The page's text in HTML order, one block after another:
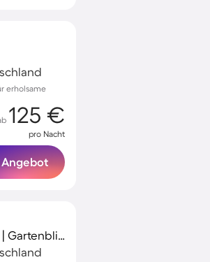
erholsame
125 €
pro Nacht
Ferienhaus mit Garten, Grill und Terrasse | Gartenblick